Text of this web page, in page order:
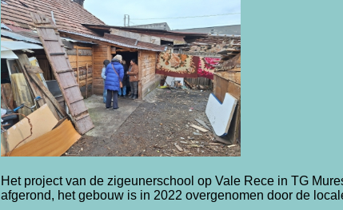
Het project van de zigeunerschool op Vale Rece in TG
afgerond, het gebouw is in 2022 overgenomen door de